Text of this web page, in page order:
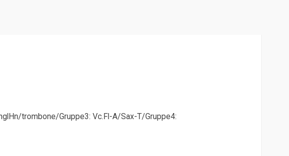
trombone/Gruppe3: Vc.Fl-A/Sax-T/Gruppe4: